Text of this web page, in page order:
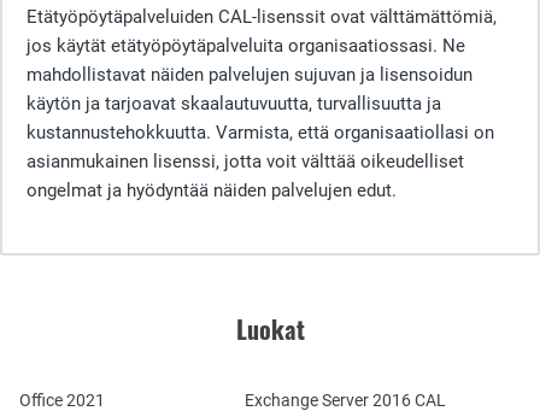
Etätyöpöytäpalveluiden CAL-lisenssit ovat välttämättömiä,
jos käytät etätyöpöytäpalveluita organisaatiossasi. Ne
mahdollistavat näiden palvelujen sujuvan ja lisensoidun
käytön ja tarjoavat skaalautuvuutta, turvallisuutta ja
kustannustehokkuutta. Varmista, että organisaatiollasi on
asianmukainen lisenssi, jotta voit välttää oikeudelliset
ongelmat ja hyödyntää näiden palvelujen edut.
Luokat
Office 2021
Exchange Server 2016 CAL